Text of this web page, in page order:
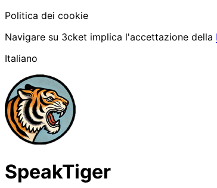
Politica dei cookie
Navigare su 3cket implica l'accettazione della
Italiano
SpeakTiger